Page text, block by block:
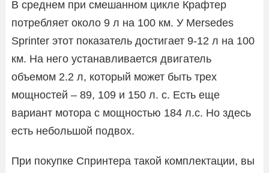
В среднем при смешанном цикле Крафтер
потребляет около 9 л на 100 км. У Mersedes
Sprinter этот показатель достигает 9-12 л на 100
км. На него устанавливается двигатель
объемом 2.2 л, который может быть трех
мощностей – 89, 109 и 150 л. с. Есть еще
вариант мотора с мощностью 184 л.с. Но здесь
есть небольшой подвох.
При покупке Спринтера такой комплектации, вы